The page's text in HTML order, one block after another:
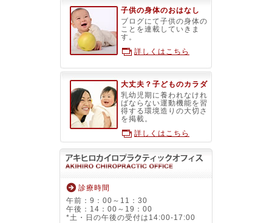
子供の身体のおはなし
ブログにて子供の身体の
ことを連載していきま
す。
詳しくはこちら
大丈夫？子どものカラダ
乳幼児期に養われなけれ
ばならない運動機能を習
得する環境造りの大切さ
を掲載。
詳しくはこちら
診療時間
午前：9：00～11：30
午後：14：00～19：00
*土・日の午後の受付は14:00-17:00